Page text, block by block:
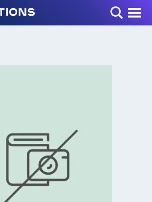
Toggle Menu